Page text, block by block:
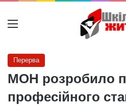
Меню
Перерва
МОН розробило
професійного